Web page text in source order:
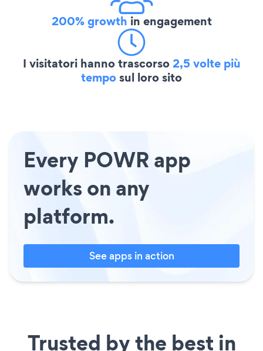
200% growth in engagement
I visitatori hanno trascorso2,5 volte più
temposul loro sito
Every POWR app
works on any
platform.
See apps in action
Trusted by the best in